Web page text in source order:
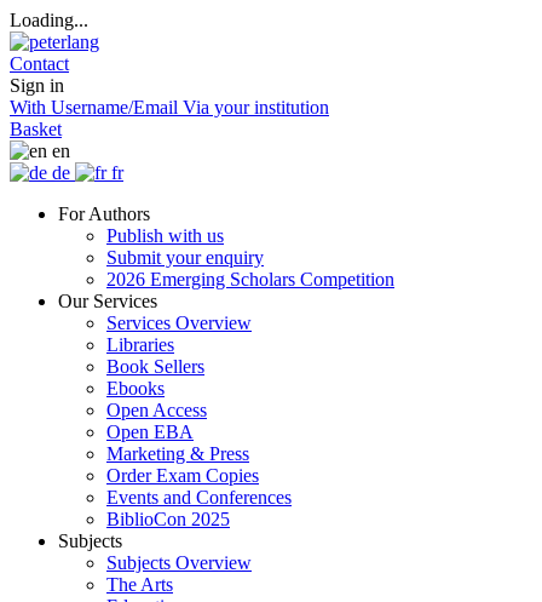
Loading...
Contact
Sign in
With Username/Email Via your institution
Basket
en
de
fr
For Authors
Publish with us
Submit your enquiry
2026 Emerging Scholars Competition
Our Services
Services Overview
Libraries
Book Sellers
Ebooks
Open Access
Open EBA
Marketing & Press
Order Exam Copies
Events and Conferences
BiblioCon 2025
Subjects
Subjects Overview
The Arts